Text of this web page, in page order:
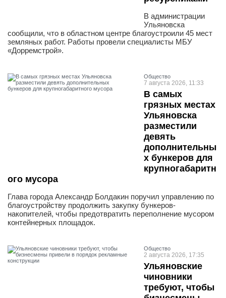
В администрации
Ульяновска
сообщили, что в областном центре благоустроили 45 мест
земляных работ. Работы провели специалисты МБУ
«Дорремстрой».
Общество
7 августа 2026, 11:33
В самых
грязных местах
Ульяновска
разместили
девять
дополнительны
х бункеров для
крупногабаритн
ого мусора
Глава города Александр Болдакин поручил управлению по
благоустройству продолжить закупку бункеров-
накопителей, чтобы предотвратить переполнение мусором
контейнерных площадок.
Общество
2 августа 2026, 17:35
Ульяновские
чиновники
требуют, чтобы